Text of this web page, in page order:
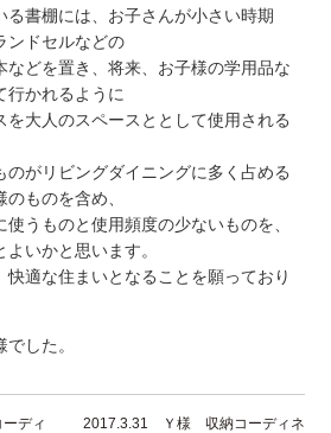
る書棚には、お子さんが小さい時期
ンドセルなどの
などを置き、将来、お子様の学用品な
行かれるように
を大人のスペースととして使用される
のがリビングダイニングに多く占める
ものを含め、
うものと使用頻度の少ないものを、
いかと思います。
快適な住まいとなることを願っており
した。
ディ
2017.3.31 Ｙ様 収納コーディネ